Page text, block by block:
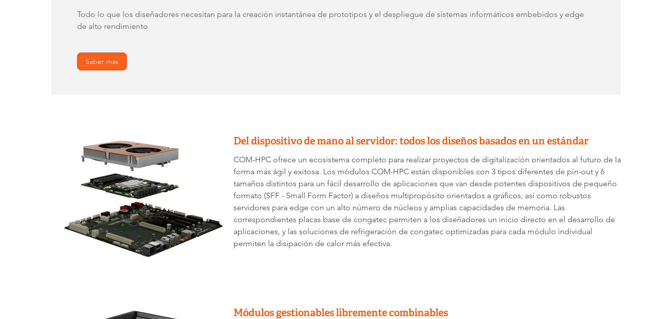
Todo lo que los diseñadores necesitan para la creación instantánea de prototipos y el despliegue de sistemas informáticos embebidos y edge
de alto rendimiento
Saber más
Del dispositivo de mano al servidor: todos los diseños basados en un estándar
COM-HPC ofrece un ecosistema completo para realizar proyectos de digitalización orientados al futuro de la
forma más ágil y exitosa. Los módulos COM-HPC están disponibles con 3 tipos diferentes de pin-out y 6
tamaños distintos para un fácil desarrollo de aplicaciones que van desde potentes dispositivos de pequeño
formato (SFF - Small Form Factor) a diseños multipropósito orientados a gráficos, así como robustos
servidores para edge con un alto número de núcleos y amplias capacidades de memoria. Las
correspondientes placas base de congatec permiten a los diseñadores un inicio directo en el desarrollo de
aplicaciones, y las soluciones de refrigeración de congatec optimizadas para cada módulo individual
permiten la disipación de calor más efectiva.
Módulos gestionables libremente combinables